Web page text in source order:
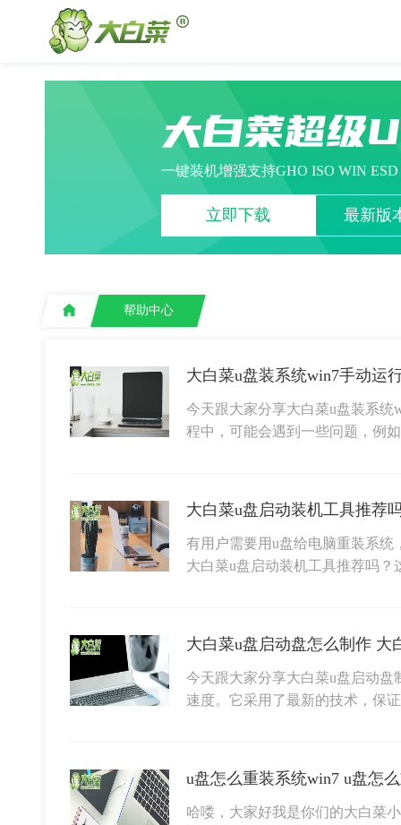
大白菜超级
一键装机增强支持GHO ISO WIN
立即下载 最新版
帮助中心
今天跟大家分享大白菜u盘装系
程中，可能会遇到一些问题，例
有用户需要用u盘给电脑重装系
大白菜u盘启动装机工具推荐吗
大白菜u盘启动盘怎么制作 大
今天跟大家分享大白菜u盘启动
速度。它采用了最新的技术，保
u盘怎么重装系统win7 u盘怎
哈喽，大家好我是你们的大白菜